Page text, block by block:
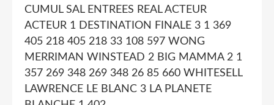
CUMUL SAL ENTREES REAL ACTEUR
ACTEUR 1 DESTINATION FINALE 3 1 369
405 218 405 218 33 108 597 WONG
MERRIMAN WINSTEAD 2 BIG MAMMA 2 1
357 269 348 269 348 26 85 660 WHITESELL
LAWRENCE LE BLANC 3 LA PLANETE